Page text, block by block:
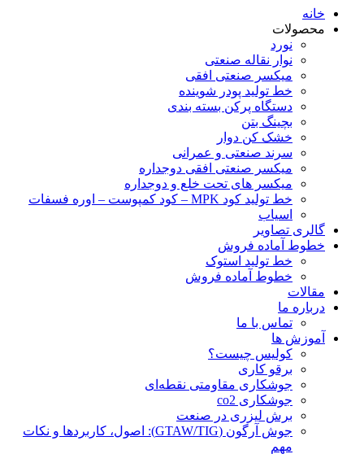
خانه
محصولات
نورد
نوار نقاله صنعتی
ميكسر صنعتی افقی
خط تولید پودر شوينده
دستگاه پرکن بسته بندی
بچينگ بتن
خشک کن دوار
سرند صنعتی و عمرانی
میکسر صنعتی افقی دوجداره
میکسر های تحت خلع و دوجداره
خط تولید کود MPK – کود کمپوست – اوره فسفات
اسیاب
گالری تصاویر
خطوط آماده فروش
خط تولید استوک
خطوط آماده فروش
مقالات
درباره ما
تماس با ما
آموزش ها
کولیس چیست؟
برقو کاری
جوشکاری مقاومتی نقطه‌ای
جوشکاری co2
برش لیزری در صنعت
جوش آرگون (GTAW/TIG): اصول، کاربردها و نکات
مهم